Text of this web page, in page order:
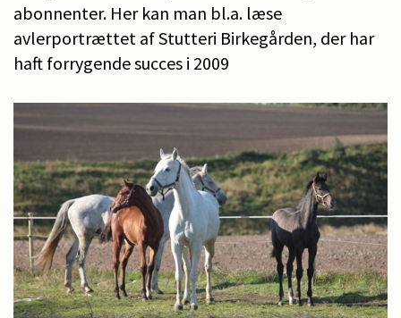
abonnenter. Her kan man bl.a. læse
avlerportrættet af Stutteri Birkegården, der har
haft forrygende succes i 2009